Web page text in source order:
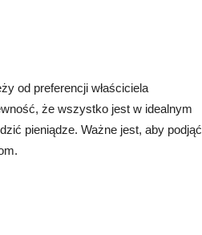
od preferencji właściciela
że wszystko jest w idealnym
pieniądze. Ważne jest, aby podjąć